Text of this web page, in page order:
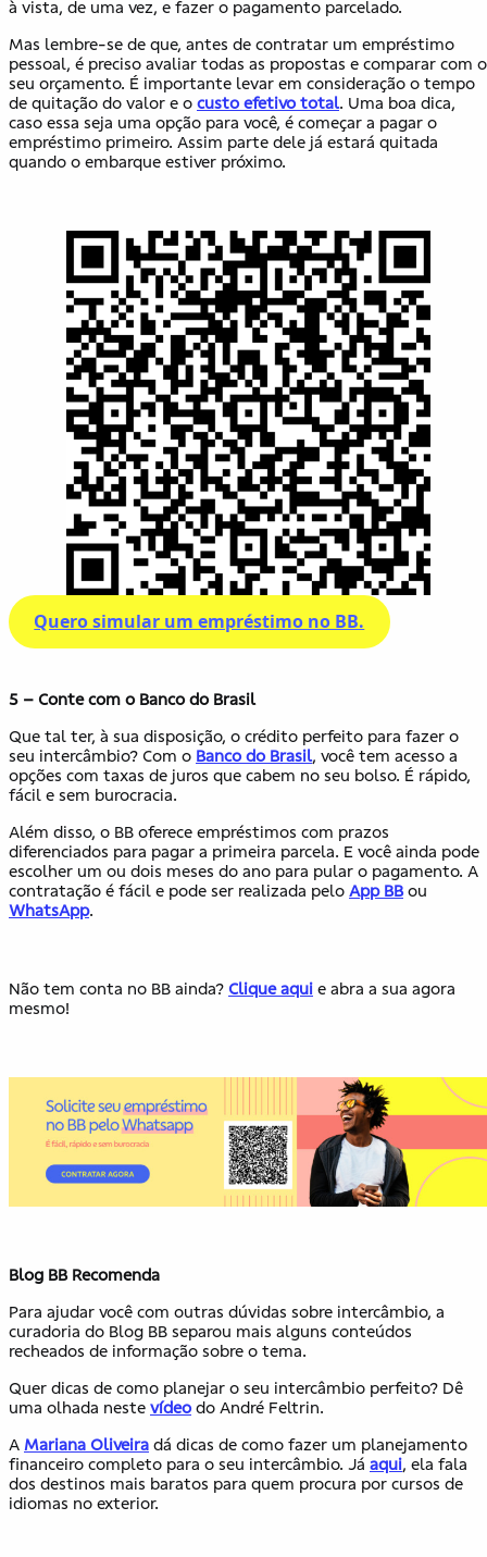
à vista, de uma vez, e fazer o pagamento parcelado.
Mas lembre-se de que, antes de contratar um empréstimo
pessoal, é preciso avaliar todas as propostas e comparar com o
seu orçamento. É importante levar em consideração o tempo
de quitação do valor e o custo efetivo total. Uma boa dica,
caso essa seja uma opção para você, é começar a pagar o
empréstimo primeiro. Assim parte dele já estará quitada
quando o embarque estiver próximo.
Quero simular um empréstimo no BB.
5 – Conte com o Banco do Brasil
Que tal ter, à sua disposição, o crédito perfeito para fazer o
seu intercâmbio? Com o Banco do Brasil, você tem acesso a
opções com taxas de juros que cabem no seu bolso. É rápido,
fácil e sem burocracia.
Além disso, o BB oferece empréstimos com prazos
diferenciados para pagar a primeira parcela. E você ainda pode
escolher um ou dois meses do ano para pular o pagamento. A
contratação é fácil e pode ser realizada pelo App BB ou
WhatsApp.
Não tem conta no BB ainda? Clique aqui e abra a sua agora
mesmo!
Blog BB Recomenda
Para ajudar você com outras dúvidas sobre intercâmbio, a
curadoria do Blog BB separou mais alguns conteúdos
recheados de informação sobre o tema.
Quer dicas de como planejar o seu intercâmbio perfeito? Dê
uma olhada neste vídeo do André Feltrin.
A Mariana Oliveira dá dicas de como fazer um planejamento
financeiro completo para o seu intercâmbio. Já aqui, ela fala
dos destinos mais baratos para quem procura por cursos de
idiomas no exterior.